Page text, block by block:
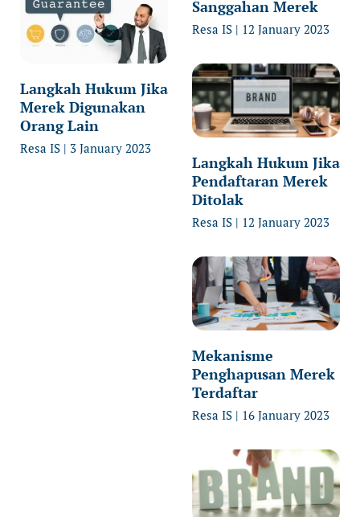
Langkah Hukum Jika
Merek Digunakan
Orang Lain
Resa IS 3 January 2023
Sanggahan Merek
Resa IS 12 January 2023
Langkah Hukum Jika
Pendaftaran Merek
Ditolak
Resa IS 12 January 2023
Mekanisme
Penghapusan Merek
Terdaftar
Resa IS 16 January 2023